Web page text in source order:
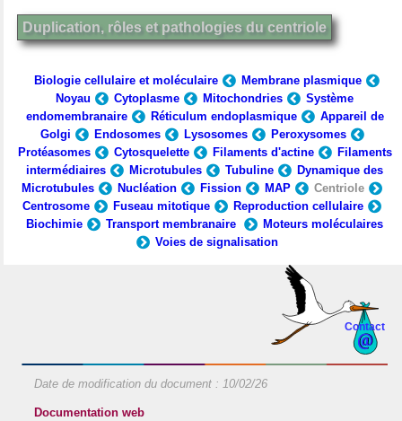
Duplication, rôles et pathologies du centriole
Biologie cellulaire et moléculaire
Membrane plasmique
Noyau
Cytoplasme Mitochondries
Système
endomembranaire
Réticulum endoplasmique
Appareil de
Golgi
Endosomes Lysosomes
Peroxysomes
Protéasomes
Cytosquelette Filaments d'actine
Filaments
intermédiaires
Microtubules Tubuline
Dynamique des
Microtubules
Nucléation Fission MAP
Centriole
Centrosome
Fuseau mitotique
Reproduction cellulaire
Biochimie
Transport membranaire
Moteurs moléculaires
Voies de signalisation
Contact
Date de modification du document : 10/02/26
Documentation web